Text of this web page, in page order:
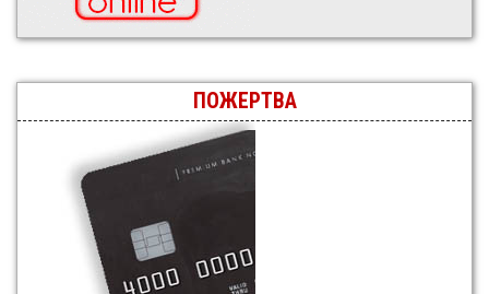
ПОЖЕРТВА